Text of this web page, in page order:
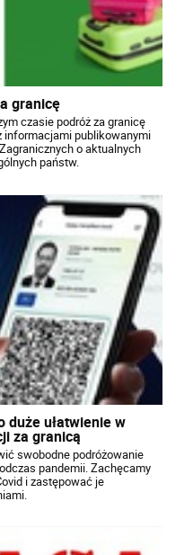
granicę
czasie podróż za granicę
informacjami publikowanymi
o aktualnych
państw.
duże ułatwienie w
za granicą
swobodne podróżowanie
pandemii. Zachęcamy
i zastępować je